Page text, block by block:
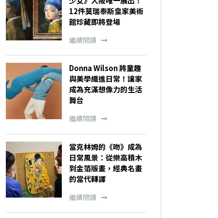
12件莫瑞泰斯皇家美術
館珍藏即將登場
繼續閱讀
Donna Wilson 將童趣
與美學織進日常！讓家
成為充滿想像力的生活
舞台
繼續閱讀
當克林姆的《吻》成為
日常風景：從樂高積木
到金箔版畫，經典名畫
的當代轉譯
繼續閱讀